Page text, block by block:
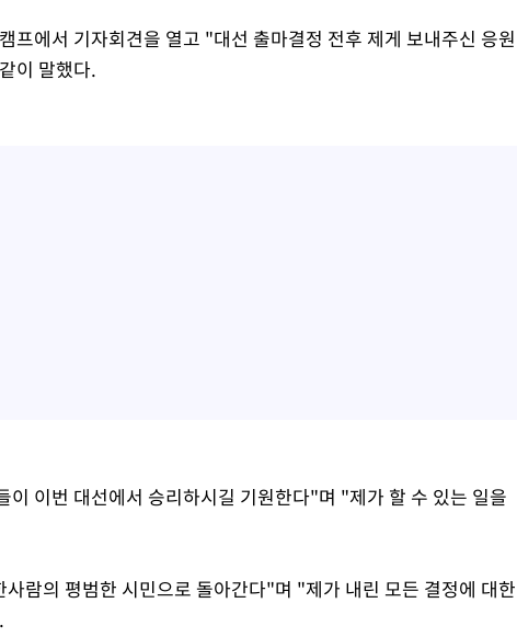
프에서 기자회견을 열고 "대선 출마결정 전후 제게 보내주신 응원
이 말했다.
이 이번 대선에서 승리하시길 기원한다"며 "제가 할 수 있는 일을
람의 평범한 시민으로 돌아간다"며 "제가 내린 모든 결정에 대한